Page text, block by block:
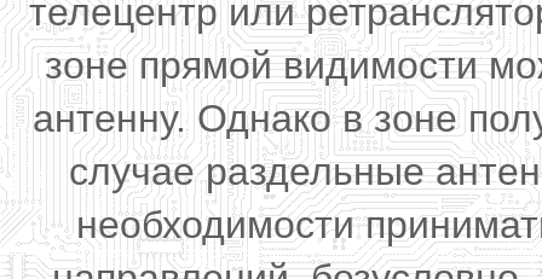
телецентр или
зоне прямой видимости
антенну. Однако в зоне
случае раздельные
необходимости